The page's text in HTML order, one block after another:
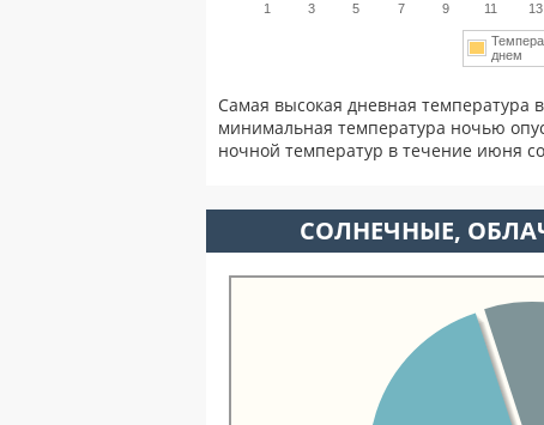
1 3 5 7 9 11 13
днем
Самая высокая дневная температура
минимальная температура ночью
ночной температур в течение июня
CОЛНЕЧНЫЕ,